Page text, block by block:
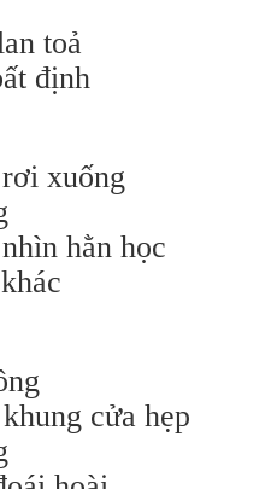
toả
định
xuống
hằn học
cửa hẹp